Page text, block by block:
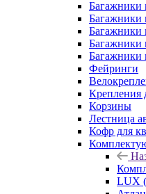
Багажники
Багажники
Багажники
Багажники
Багажники
Фейринги
Крепления
Корзины
Лестница
Кофр для
LUX